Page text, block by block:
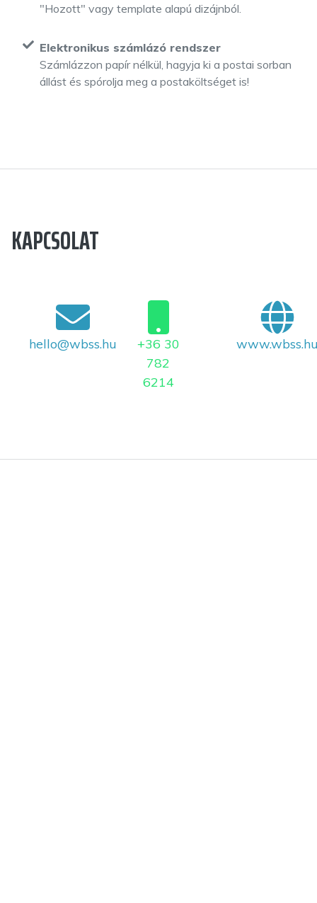
"Hozott" vagy template alapú dizájnból.
Elektronikus számlázó rendszer
Számlázzon papír nélkül, hagyja ki a postai sorban
állást és spórolja meg a postaköltséget is!
KAPCSOLAT
hello@wbss.hu
+36 30
782
6214